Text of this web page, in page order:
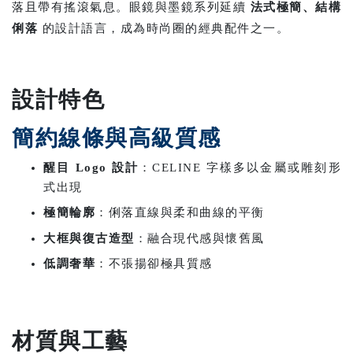
落且帶有搖滾氣息。眼鏡與墨鏡系列延續 法式極簡、結構
俐落 的設計語言，成為時尚圈的經典配件之一。
設計特色
簡約線條與高級質感
醒目 Logo 設計 ：CELINE 字樣多以金屬或雕刻形
式出現
極簡輪廓 ：俐落直線與柔和曲線的平衡
大框與復古造型 ：融合現代感與懷舊風
低調奢華 ：不張揚卻極具質感
材質與工藝